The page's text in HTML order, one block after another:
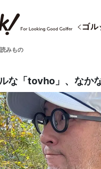
読みもの
な「tovho」、なか
×
届
イ
通